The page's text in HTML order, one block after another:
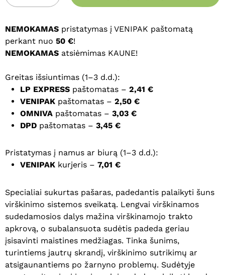
NEMOKAMAS pristatymas į VENIPAK paštomatą
perkant nuo 50 €!
NEMOKAMAS atsiėmimas KAUNE!
Greitas išsiuntimas (1–3 d.d.):
LP EXPRESS paštomatas – 2,41 €
VENIPAK paštomatas – 2,50 €
OMNIVA paštomatas – 3,03 €
DPD paštomatas – 3,45 €
Pristatymas į namus ar biurą (1–3 d.d.):
VENIPAK kurjeris – 7,01 €
Specialiai sukurtas pašaras, padedantis palaikyti šuns
virškinimo sistemos sveikatą. Lengvai virškinamos
sudedamosios dalys mažina virškinamojo trakto
apkrovą, o subalansuota sudėtis padeda geriau
įsisavinti maistines medžiagas. Tinka šunims,
turintiems jautrų skrandį, virškinimo sutrikimų ar
atsigaunantiems po žarnyno problemų. Sudėtyje